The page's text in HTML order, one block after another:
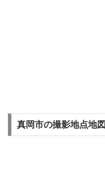
真岡市の撮影地点地図